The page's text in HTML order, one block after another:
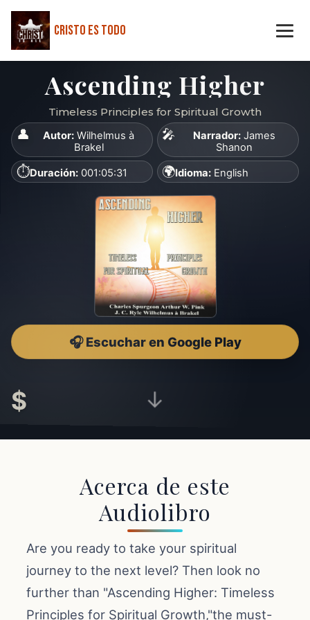
Cristo Es Todo
Ascending Higher
Timeless Principles for Spiritual Growth
👤 Autor: Wilhelmus à
Brakel
🎤 Narrador: James
Shanon
⏱️Duración:001:05:31 🌍Idioma: English
🎧 Escuchar en Google Play
$ ↓
Acerca de este
Audiolibro
Are you ready to take your spiritual
journey to the next level? Then look no
further than "Ascending Higher: Timeless
Principles for Spiritual Growth,"the must-